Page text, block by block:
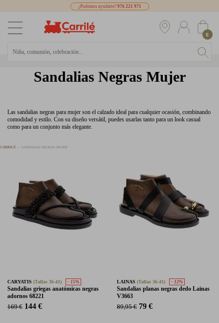
¿Podemos ayudarte? 976 221 971
0
Sandalias Negras Mujer
Las sandalias negras para mujer son el calzado ideal para cualquier ocasión, combinando
comodidad y estilo. Con su diseño versátil, puedes usarlas tanto para un look casual
como para un conjunto más elegante.
CARRILÉ SANDALIAS NEGRAS MUJER
CARYATIS (Tallas 36-41) - 15%
Sandalias griegas anatómicas negras
adornos 68221
169 € 144 €
LAINAS (Tallas 36-41) - 12%
Sandalias planas negras dedo Lainas
V3663
89,95 € 79 €